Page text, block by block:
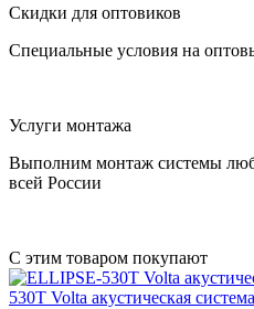
Скидки для оптовиков
Специальные условия на
Услуги монтажа
Выполним монтаж системы
всей России
С этим товаром покупают
530T Volta акустическая